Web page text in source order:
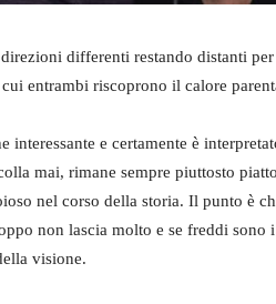
differenti restando distanti
entrambi riscoprono il calore
interessante e certamente è
mai, rimane sempre piuttosto
nel corso della storia. Il punto è
non lascia molto e se freddi sono
visione.